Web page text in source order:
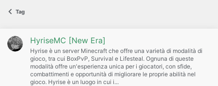
Tag
HyriseMC [New Era]
Hyrise è un server Minecraft che offre una varietà di modalità di
gioco, tra cui BoxPvP, Survival e Lifesteal. Ognuna di queste
modalità offre un'esperienza unica per i giocatori, con sfide,
combattimenti e opportunità di migliorare le proprie abilità nel
gioco. Hyrise è un luogo in cui i...